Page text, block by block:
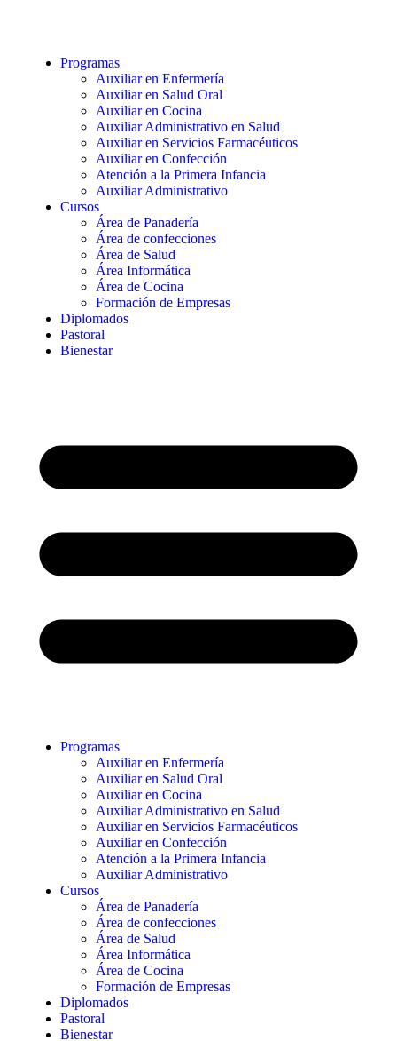
Programas
Auxiliar en Enfermería
Auxiliar en Salud Oral
Auxiliar en Cocina
Auxiliar Administrativo en Salud
Auxiliar en Servicios Farmacéuticos
Auxiliar en Confección
Atención a la Primera Infancia
Auxiliar Administrativo
Cursos
Área de Panadería
Área de confecciones
Área de Salud
Área Informática
Área de Cocina
Formación de Empresas
Diplomados
Pastoral
Bienestar
Programas
Auxiliar en Enfermería
Auxiliar en Salud Oral
Auxiliar en Cocina
Auxiliar Administrativo en Salud
Auxiliar en Servicios Farmacéuticos
Auxiliar en Confección
Atención a la Primera Infancia
Auxiliar Administrativo
Cursos
Área de Panadería
Área de confecciones
Área de Salud
Área Informática
Área de Cocina
Formación de Empresas
Diplomados
Pastoral
Bienestar